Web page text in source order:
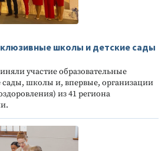
школы и детские сады
участие образовательные
сады, школы и, впервые, организации
из 41 региона